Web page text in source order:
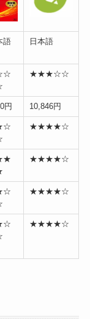
語 日本語
★★★☆☆
円 10,846円
★★★★☆
★★★★☆
★★★★☆
★★★★☆